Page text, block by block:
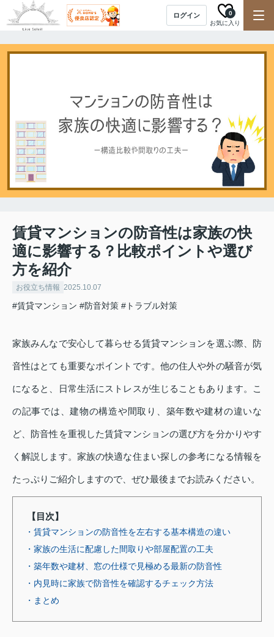
ログイン
お気に入り
0
賃貸マンションの防音性は家族の快
適に影響する？比較ポイントや選び
方を紹介
お役立ち情報 2025.10.07
#賃貸マンション #防音対策 #トラブル対策
家族みんなで安心して暮らせる賃貸マンションを選ぶ際、防
音性はとても重要なポイントです。他の住人や外の騒音が気
になると、日常生活にストレスが生じることもあります。こ
の記事では、建物の構造や間取り、築年数や建材の違いな
ど、防音性を重視した賃貸マンションの選び方を分かりやす
く解説します。家族の快適な住まい探しの参考になる情報を
たっぷりご紹介しますので、ぜひ最後までお読みください。
【目次】
・賃貸マンションの防音性を左右する基本構造の違い
・家族の生活に配慮した間取りや部屋配置の工夫
・築年数や建材、窓の仕様で見極める最新の防音性
・内見時に家族で防音性を確認するチェック方法
・まとめ